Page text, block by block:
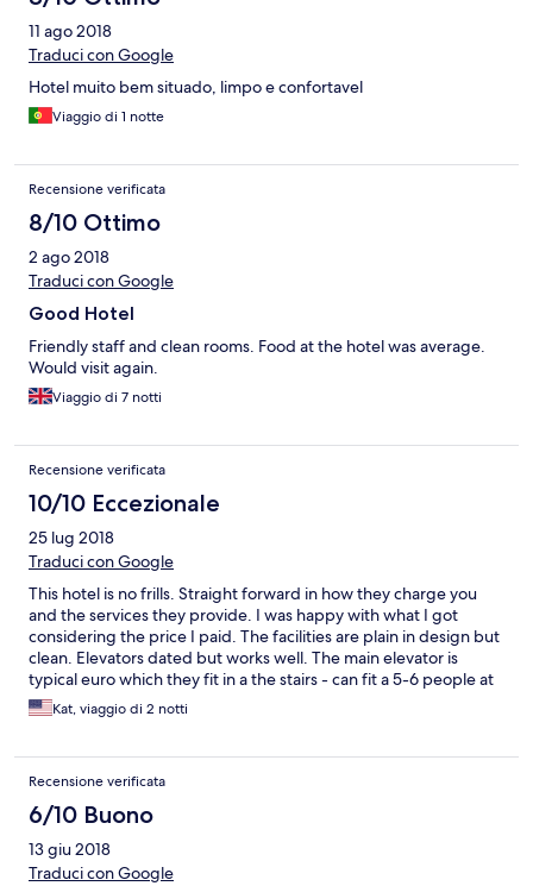
11 ago 2018
Traduci con Google
Hotel muito bem situado, limpo e confortavel
Viaggio di 1 notte
Recensione verificata
8/10 Ottimo
2 ago 2018
Traduci con Google
Good Hotel
Friendly staff and clean rooms. Food at the hotel was average.
Would visit again.
Viaggio di 7 notti
Recensione verificata
10/10 Eccezionale
25 lug 2018
Traduci con Google
This hotel is no frills. Straight forward in how they charge you
and the services they provide. I was happy with what I got
considering the price I paid. The facilities are plain in design but
clean. Elevators dated but works well. The main elevator is
typical euro which they fit in a the stairs - can fit a 5-6 people at
a time). There’s a bar at the lobby that serves drinks and snacks.
There’s a dining room that serves breakfast, lunch and dinner.
croissants, yoghurt, ham, cheese, fruits etc. Enjoyable! The
room was spacious enough but not large. Our room had
comfortable beds (no duvet but a blanket and bed cover), a
desk, luggage rack and a closet. There’s a balcony but you can’t
step out. Bathroom was fairly modern. The shower is a bit cramp
for bigger individuals (no insult intended) but it does the job.
Kat, viaggio di 2 notti
Recensione verificata
6/10 Buono
13 giu 2018
Traduci con Google